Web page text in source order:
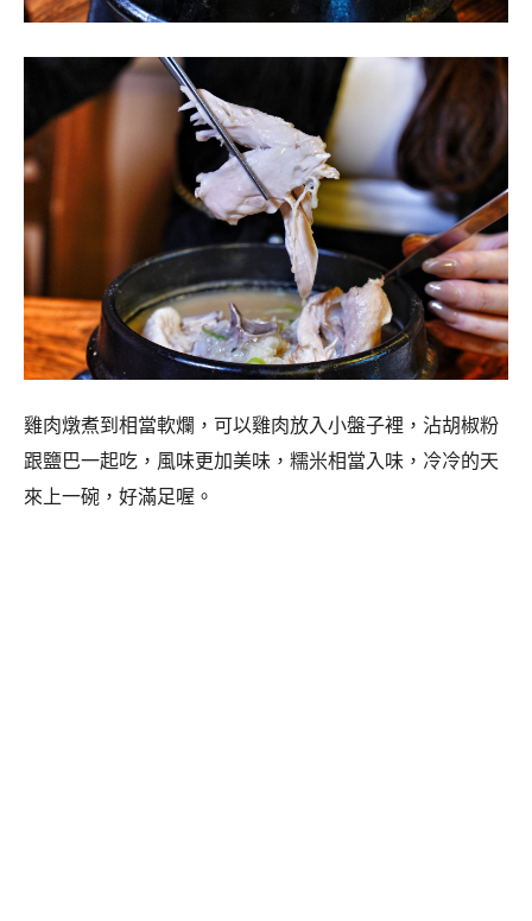
雞肉燉煮到相當軟爛，可以雞肉放入小盤子裡，沾胡椒粉
跟鹽巴一起吃，風味更加美味，糯米相當入味，冷冷的天
來上一碗，好滿足喔。